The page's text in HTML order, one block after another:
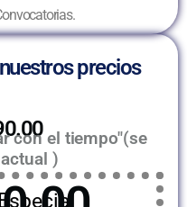
precios
con el tiempo"(se
)